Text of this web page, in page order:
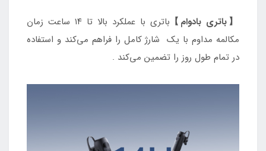
【باتری بادوام】
باتری با عملکرد بالا تا ۱۴ ساعت زمان
مکالمه مداوم با یک شارژ کامل را فراهم می‌کند و استفاده
در تمام طول روز را تضمین می‌کند .